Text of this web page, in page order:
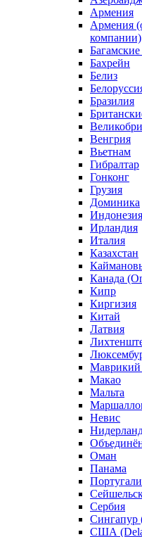
Армения
Армения
компании)
Багамские
Бахрейн
Белиз
Бразилия
Венгрия
Вьетнам
Гибралтар
Гонконг
Грузия
Доминика
Индонезия
Ирландия
Италия
Казахстан
Канада
Кипр
Киргизия
Китай
Латвия
Макао
Мальта
Нeвис
Оман
Панама
Сербия
Сингапур
США